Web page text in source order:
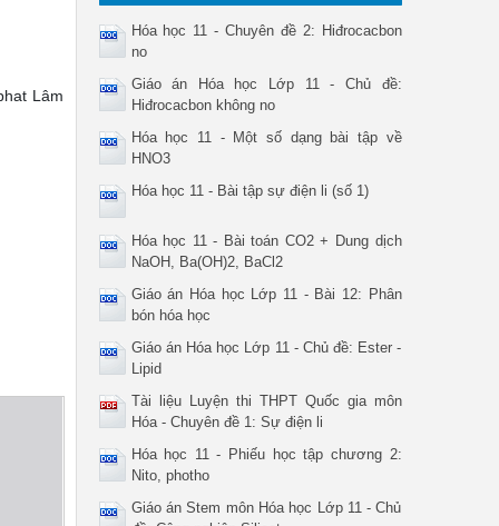
Lâm
Hóa học 11 - Chuyên đề 2: Hiđrocacbon
no
Giáo án Hóa học Lớp 11 - Chủ đề:
Hiđrocacbon không no
Hóa học 11 - Một số dạng bài tập về
HNO3
Hóa học 11 - Bài tập sự điện li (số 1)
Hóa học 11 - Bài toán CO2 + Dung dịch
NaOH, Ba(OH)2, BaCl2
Giáo án Hóa học Lớp 11 - Bài 12: Phân
bón hóa học
Giáo án Hóa học Lớp 11 - Chủ đề: Ester -
Lipid
Tài liệu Luyện thi THPT Quốc gia môn
Hóa - Chuyên đề 1: Sự điện li
Hóa học 11 - Phiếu học tập chương 2:
Nito, photho
Giáo án Stem môn Hóa học Lớp 11 - Chủ